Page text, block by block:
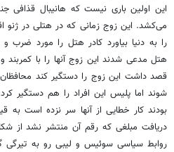
این اولین باری نیست که هانیبال قذافی
می‌کشد. این زوج زمانی که در هتلی در ژنو
را به دنیا بیاورد کادر هتل را مورد ضرب
هتل مدعی شدند این زوج آنها را با
قصد داشت این زوج را دستگیر کند محافظان
شوند اما پلیس این افراد را هم دستگیر
بودند کار خطایی از آنها سر نزده است به
دریافت مبلغی که رقم آن منتشر نشد از
روابط سیاسی سوئیس و لیبی رو به